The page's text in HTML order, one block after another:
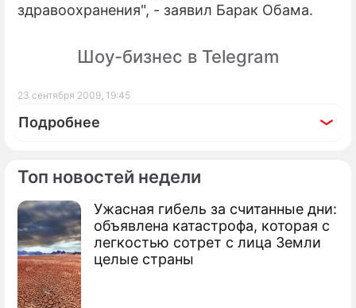
Топ новостей недели
Ужасная гибель за считанные дни:
объявлена катастрофа, которая с
легкостью сотрет с лица Земли
целые страны
здравоохранения", - заявил Барак Обама.
Шоу-бизнес в Telegram
23 сентября 2009, 19:45
Подробнее
По теме
Мир может избавиться от ядерного
оружия
Привычному нам миру осталось 10 лет